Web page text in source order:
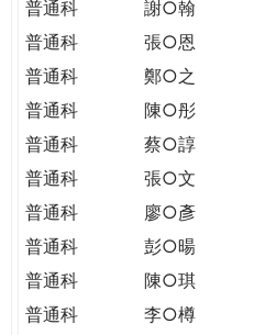
普通科
謝○翰
普通科
張○恩
普通科
鄭○之
普通科
陳○彤
普通科
蔡○諄
普通科
張○文
普通科
廖○彥
普通科
彭○暘
普通科
陳○琪
普通科
李○樽